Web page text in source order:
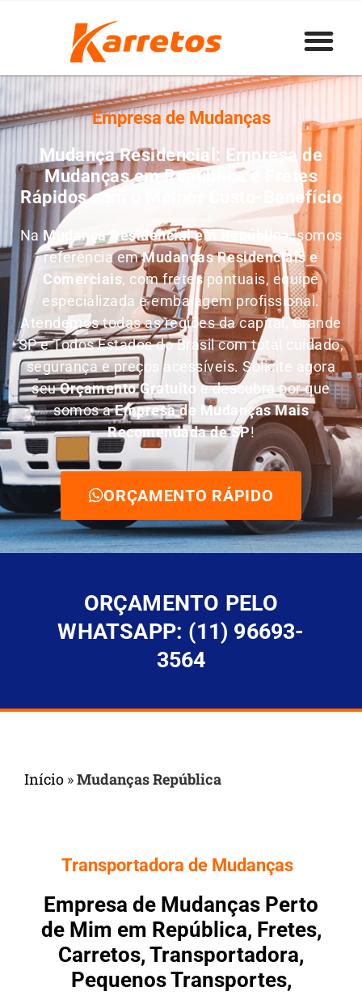
Empresa de Mudanças
Mudança Residencial: Empresa de
Mudanças em República e Fretes
Rápidos com o Melhor Custo-Benefício
NaMudança Residencial em República, somos
referência emMudanças Residenciais e
Comerciais, com fretes pontuais, equipe
especializada e embalagem profissional.
Atendemos todas as regiões da capital, Grande
SP e Todos Estados do Brasil com total cuidado,
segurança e preços acessíveis. Solicite agora
seuOrçamento Gratuito e descubra por que
somos aEmpresa de Mudanças Mais
Recomendada de SP!
ORÇAMENTO RÁPIDO
ORÇAMENTO PELO
WHATSAPP: (11) 96693-
3564
Início »Mudanças República
Transportadora de Mudanças
Empresa de Mudanças Perto
de Mim em República, Fretes,
Carretos, Transportadora,
Pequenos Transportes,